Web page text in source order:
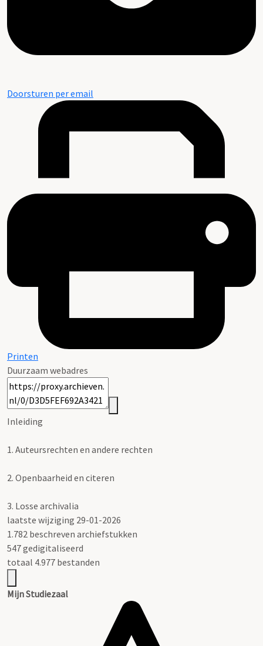
Doorsturen per email
Printen
Duurzaam webadres
Inleiding
1. Auteursrechten en andere rechten
2. Openbaarheid en citeren
3. Losse archivalia
laatste wijziging 29-01-2026
1.782 beschreven archiefstukken
547 gedigitaliseerd
totaal 4.977 bestanden
Mijn Studiezaal